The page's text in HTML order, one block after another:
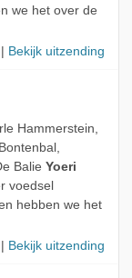
we het over de
Bekijk uitzending
Hammerstein,
Balie Yoeri
voedsel
hebben we het
Bekijk uitzending